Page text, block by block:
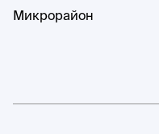
Микрорайон